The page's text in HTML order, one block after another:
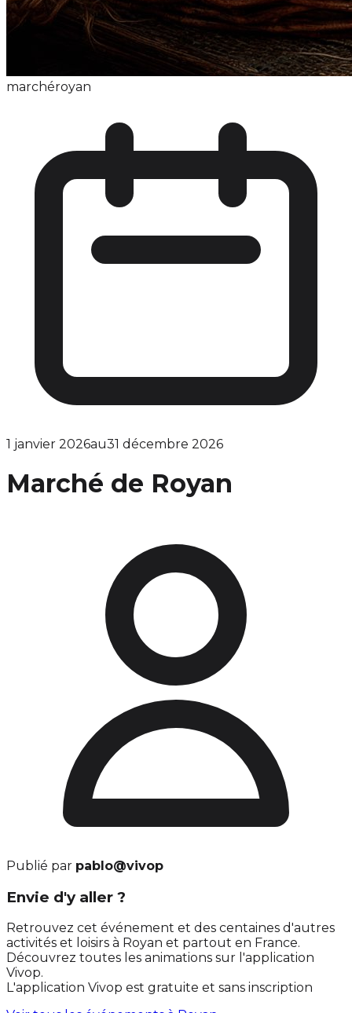
marchéroyan
1 janvier 2026au31 décembre 2026
Marché de Royan
Publié par pablo@vivop
Envie d'y aller ?
Retrouvez cet événement et des centaines d'autres
activités et loisirs à Royan et partout en France.
Découvrez toutes les animations sur l'application
Vivop.
L'application Vivop est gratuite et sans inscription